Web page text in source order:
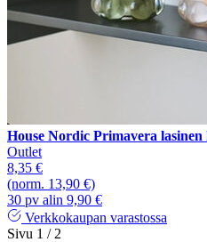
House Nordic Primavera
Outlet
8,35 €
(norm. 13,90 €)
30 pv alin 9,90 €
Verkkokaupan varastossa
Sivu 1 / 2